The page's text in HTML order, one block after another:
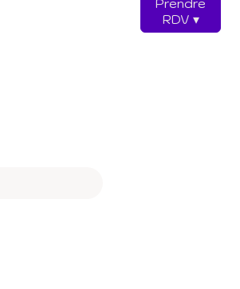
J'ai oublié mon mot de passe
Prendre
RDV